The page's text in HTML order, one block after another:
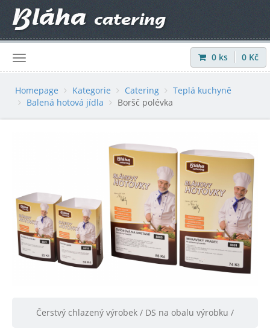
Přihlásit |Registrovat
0 ks 0 Kč
Homepage Kategorie Catering
Teplá kuchyně
Balená hotová jídla
Boršč polévka
Čerstvý chlazený výrobek / DS na obalu výrobku /